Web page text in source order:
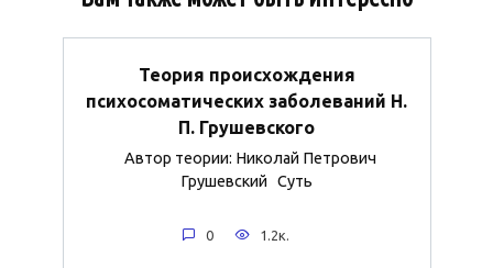
Теория происхождения
психосоматических заболеваний Н.
П. Грушевского
Автор теории: Николай Петрович
Грушевский Суть
0 1.2к.